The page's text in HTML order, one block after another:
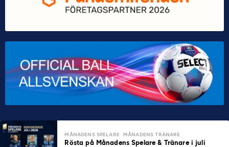
MÅNADENS SPELARE MÅNADENS TRÄNARE
Rösta på Månadens Spelare & Tränare i juli